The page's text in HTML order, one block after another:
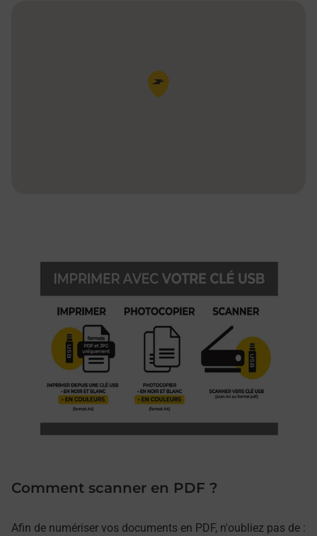
Pin de la carte
Comment scanner en PDF ?
Afin de numériser vos documents en PDF, n'oubliez pas de :